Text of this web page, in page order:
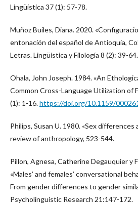
Lingüística 37 (1): 57-78.
Muñoz Builes, Diana. 2020.
entonación del español de Antioquia,
Letras. Lingüística y Filología 8 (2): 39-64.
Ohala, John Joseph. 1984. «An
Common Cross-Language Utilization of
(1): 1-16.https://doi.org/10.1159/
Philips, Susan U. 1980. «Sex differences
review of anthropology, 523-544.
Pillon, Agnesa, Catherine Degauquier y
«Males’ and females’ conversational
From gender differences to gender
Psycholinguistic Research 21:147-172.